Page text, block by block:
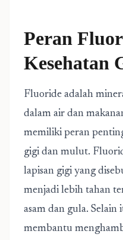
Peran
Kesehatan
Fluoride adalah
dalam air dan
memiliki peran
gigi dan mulut.
lapisan gigi yang
menjadi lebih tahan
asam dan gula.
membantu